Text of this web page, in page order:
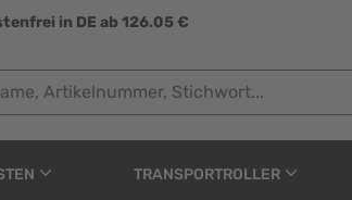
in DE ab 126.05 €
Stichwort...
TRANSPORTROLLER